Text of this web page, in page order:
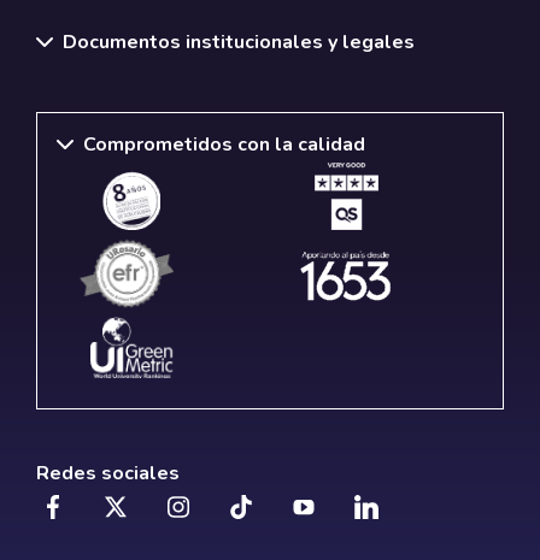
Documentos institucionales y legales
Comprometidos con la calidad
Redes sociales